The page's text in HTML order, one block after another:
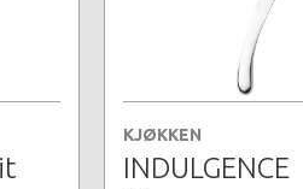
KJØKKEN
INDULGENCE